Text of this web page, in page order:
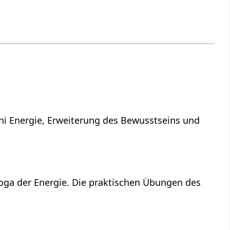
Energie, Erweiterung des Bewusstseins und
der Energie. Die praktischen Übungen des